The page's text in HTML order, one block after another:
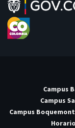
Campus
Campus
Campus